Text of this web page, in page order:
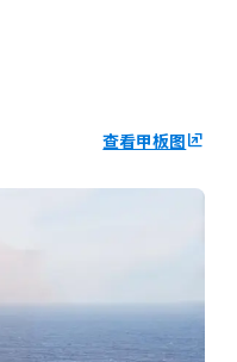
查看甲板图ungroup